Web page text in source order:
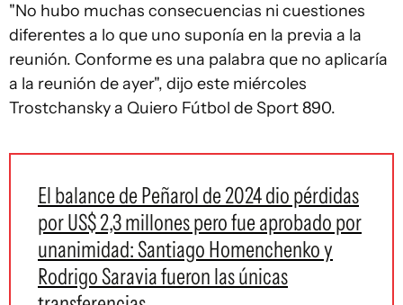
"No hubo muchas consecuencias ni cuestiones
diferentes a lo que uno suponía en la previa a la
reunión. Conforme es una palabra que no aplicaría
a la reunión de ayer", dijo este miércoles
Trostchansky a Quiero Fútbol de Sport 890.
El balance de Peñarol de 2024 dio pérdidas
por US$ 2,3 millones pero fue aprobado por
unanimidad: Santiago Homenchenko y
Rodrigo Saravia fueron las únicas